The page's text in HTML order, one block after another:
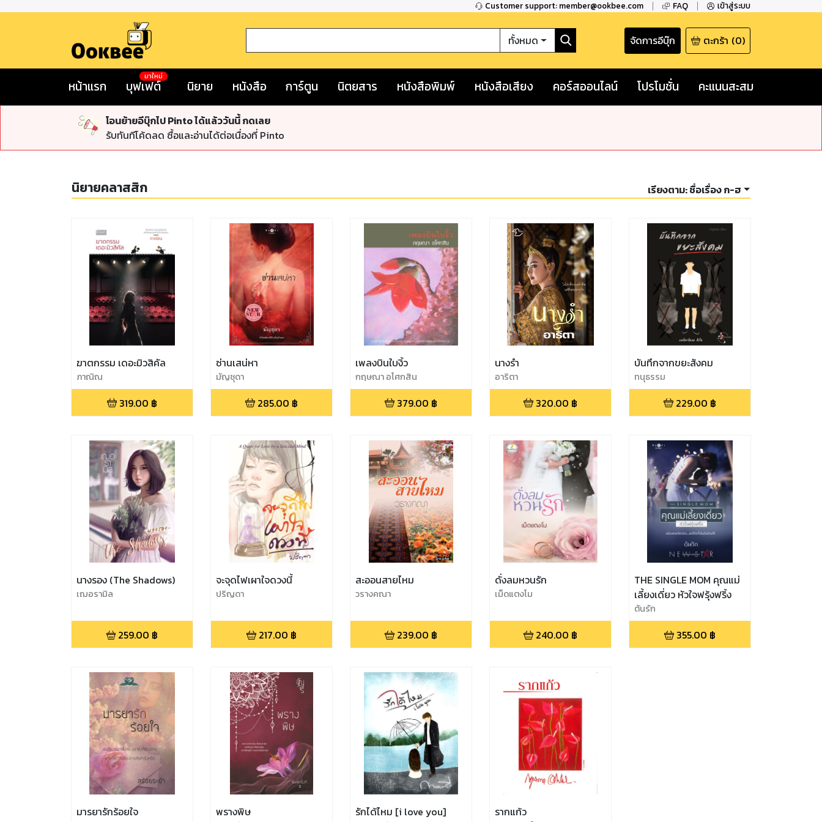
Customer support: member@ookbee.com FAQ เข้าสู่ระบบ
ทั้งหมด จัดการอีบุ๊ก ตะกร้า (0)
หน้าแรก บุฟเฟต์
มาใหม่
นิยาย หนังสือ การ์ตูน นิตยสาร หนังสือพิมพ์ หนังสือเสียง คอร์สออนไลน์ โปรโมชั่น คะแนนสะสม
โอนย้ายอีบุ๊กไป Pinto ได้แล้ววันนี้ กดเลย
รับทันทีโค้ดลด ซื้อและอ่านได้ต่อเนื่องที่ Pinto
นิยายคลาสสิก เรียงตาม:ชื่อเรื่อง ก-ฮ
ฆาตกรรม เดอะมิวสิคัล
ภาณิณ
319.00 ฿
ซ่านเสน่หา
มัญชุดา
285.00 ฿
เพลงบินใบงิ้ว
กฤษณา อโศกสิน
379.00 ฿
นางรำ
อาริตา
320.00 ฿
บันทึกจากขยะสังคม
ทนุธรรม
229.00 ฿
นางรอง (The Shadows)
เฌอรามิล
259.00 ฿
จะจุดไฟเผาใจดวงนี้
ปริญดา
217.00 ฿
สะออนสายไหม
วรางคณา
239.00 ฿
ดั่งลมหวนรัก
เม็ดแตงโม
240.00 ฿
THE SINGLE MOM คุณแม่
เลี้ยงเดี่ยว หัวใจฟรุ้งฟริ้ง
ต้นรัก
355.00 ฿
มารยารักร้อยใจ พรางพิษ รักได้ไหม [i love you] รากแก้ว